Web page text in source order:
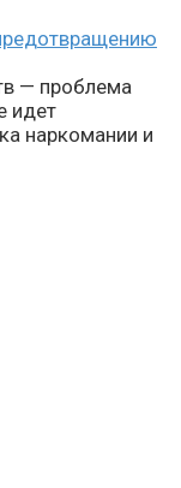
— проблема
идет
наркомании и